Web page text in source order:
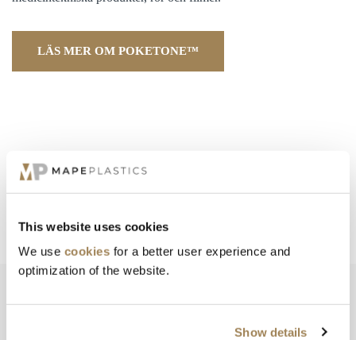
This website uses cookies
We use cookies for a better user experience and
optimization of the website.
Show details
LÄS MER OM POKETONE™